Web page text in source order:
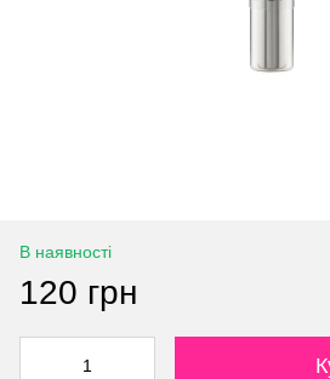
В наявності
120 грн